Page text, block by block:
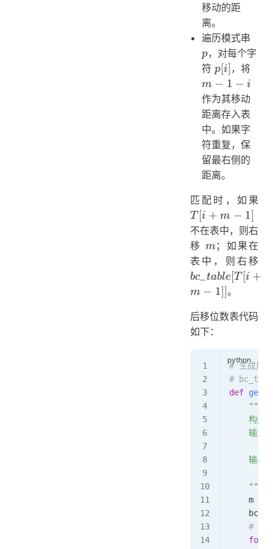
移动的距
离。
遍历模式串
p，对每个字
符p[i]
p[i] ，将
m − 1 − i
作为其移动
距离存入表
中。如果字
符重复，保
留最右侧的
距离。
匹配时，如果
T [i + m − 1]
不在表中，则右
移 m
m；如果在
表中，则右移
+
bc table [T [i +
m − 1]]。
后移位数表代码
如下：
# 生成后
#
def
    """
构建
    输入:
    输出:
    """
    m
# 只
    for